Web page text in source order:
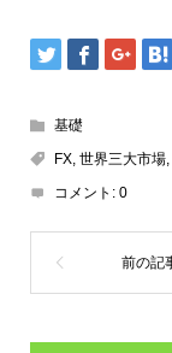
基礎
FX, 世界三大市場,
コメント: 0